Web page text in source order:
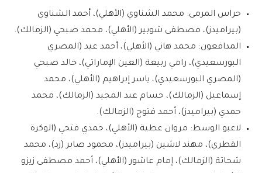
حراس المرمى: محمد الشناوي (الأهلي)، أحمد الشناوي
(بيراميدز)، مصطفى شوبير (الأهلي)، محمد صبحي (الزمالك).
المدافعون: محمد هاني (الأهلي)، أحمد عيد (المصري
البورسعيدي)، رامي ربيعة (العين الإماراتي)، خالد صبحي
(المصري البورسعيدي)، ياسر إبراهيم (الأهلي)، محمد
إسماعيل (الزمالك)، حسام عبد المجيد (الزمالك)، محمد
حمدي (بيراميدز)، أحمد فتوح (الزمالك).
لاعبو الوسط: مروان عطية (الأهلي)، حمدي فتحي (الوكرة
القطري)، مهند لاشين (بيراميدز)، محمود صابر (زد)، محمد
شحاتة (الزمالك)، إمام عاشور (الأهلي)، أحمد مصطفى‭ ‬زيزو